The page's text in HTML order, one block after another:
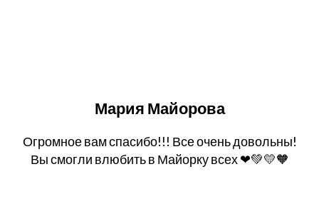
Мария Майорова
Огромное вам спасибо!!! Все очень довольны!
Вы смогли влюбить в Майорку всех ❤💚💛🧡